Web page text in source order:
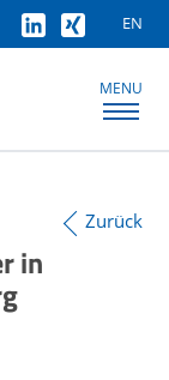
EN
MENU
in
Zurück